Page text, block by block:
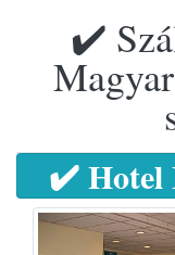
✔️
✔️ Hotel